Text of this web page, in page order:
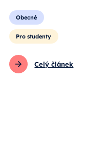
Obecné
Pro studenty
Celý článek